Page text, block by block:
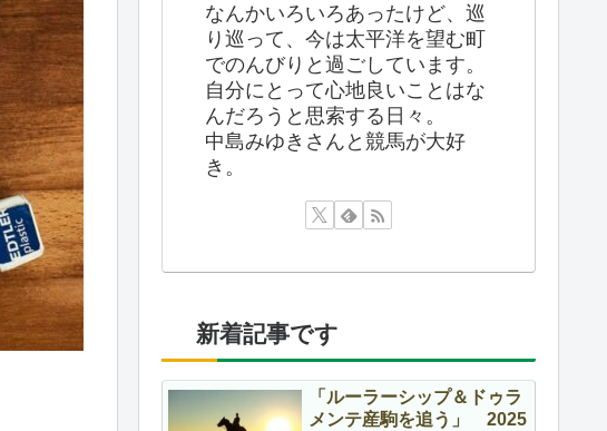
なんかいろいろあったけど、巡
り巡って、今は太平洋を望む町
でのんびりと過ごしています。
自分にとって心地良いことはな
んだろうと思索する日々。
中島みゆきさんと競馬が大好
き。
新着記事です
「ルーラーシップ＆ドゥラ
メンテ産駒を追う」 2025